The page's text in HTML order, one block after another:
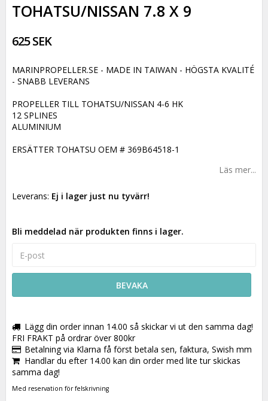
TOHATSU/NISSAN 7.8 X 9
625 SEK
MARINPROPELLER.SE - MADE IN TAIWAN - HÖGSTA KVALITÉ
- SNABB LEVERANS
PROPELLER TILL TOHATSU/NISSAN 4-6 HK
12 SPLINES
ALUMINIUM
ERSÄTTER TOHATSU OEM # 369B64518-1
Läs mer...
Leverans: Ej i lager just nu tyvärr!
Bli meddelad när produkten finns i lager.
BEVAKA
Lägg din order innan 14.00 så skickar vi ut den samma dag!
FRI FRAKT på ordrar över 800kr
Betalning via Klarna få först betala sen, faktura, Swish mm
Handlar du efter 14.00 kan din order med lite tur skickas
samma dag!
Med reservation för felskrivning